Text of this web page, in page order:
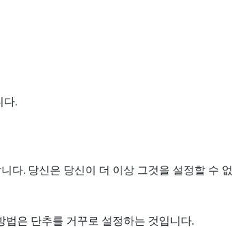
다.
다. 당신은 당신이 더 이상 그것을 설정할 수 없
은 단추를 거꾸로 설정하는 것입니다.